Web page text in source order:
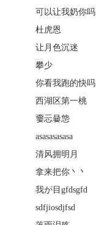
可以让我奶你吗
杜虎恩
让月色沉迷
攀少
你看我跑的快吗
西湖区第一桃
嫑忈嘦怹
asasasasasa
清风拥明月
拿来把你丶丶
我が目gfdsgfd
sdfjiosdjfsd